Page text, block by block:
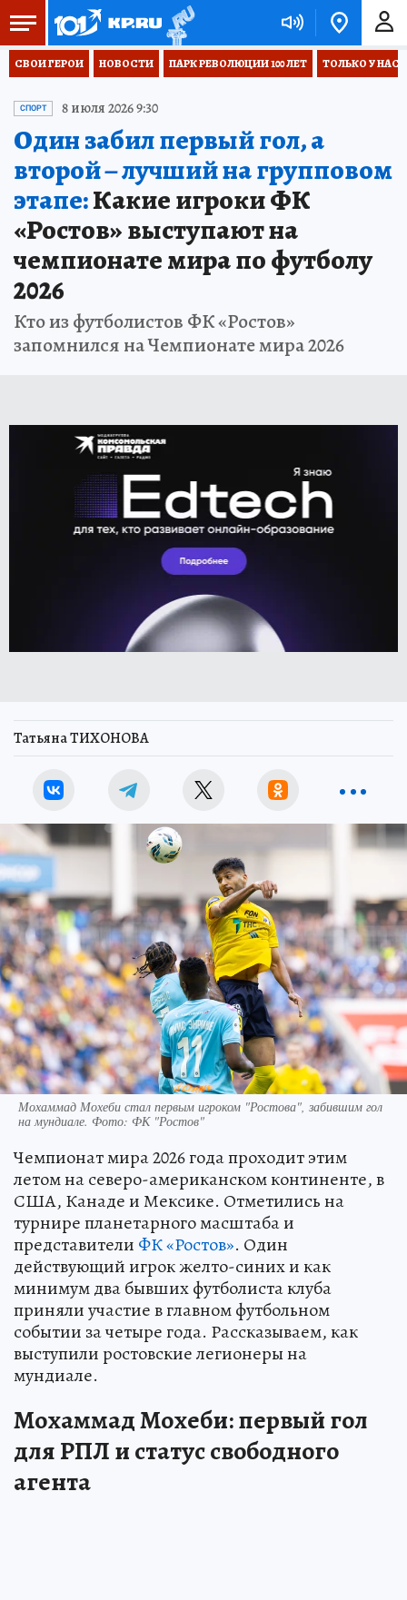
СВОИ ГЕРОИ НОВОСТИ ПАРК РЕВОЛЮЦИИ 100 ЛЕТ ТОЛЬКО У НАС
СПОРТ 8 июля 2026 9:30
Один забил первый гол, а
второй – лучший на групповом
этапе:Какие игроки ФК
«Ростов» выступают на
чемпионате мира по футболу
2026
Кто из футболистов ФК «Ростов»
запомнился на Чемпионате мира 2026
Татьяна ТИХОНОВА
Мохаммад Мохеби стал первым игроком "Ростова", забившим гол
на мундиале. Фото: ФК "Ростов"
Чемпионат мира 2026 года проходит этим
летом на северо-американском континенте, в
США, Канаде и Мексике. Отметились на
турнире планетарного масштаба и
представители ФК «Ростов». Один
действующий игрок желто-синих и как
минимум два бывших футболиста клуба
приняли участие в главном футбольном
событии за четыре года. Рассказываем, как
выступили ростовские легионеры на
мундиале.
Мохаммад Мохеби: первый гол
для РПЛ и статус свободного
агента